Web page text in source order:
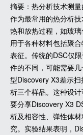
摘要：热分析技术测
作为最常用的热分析
热和放热过程，如玻
用于各种材料包括聚
表征。传统的DSC仅
件的不同，可能需要
型Discovery X3差示
析三个样品。这种设
要分享Discovery X3
析及相容性、弹性体
究。实验结果表明，